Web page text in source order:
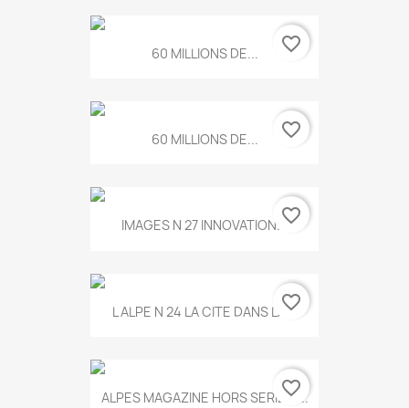
60 MILLIONS DE... favorite_border
60 MILLIONS DE... favorite_border
IMAGES N 27 INNOVATION...favorite_border
L ALPE N 24 LA CITE DANS LA...
favorite_border
ALPES MAGAZINE HORS SERIE N...
favorite_border